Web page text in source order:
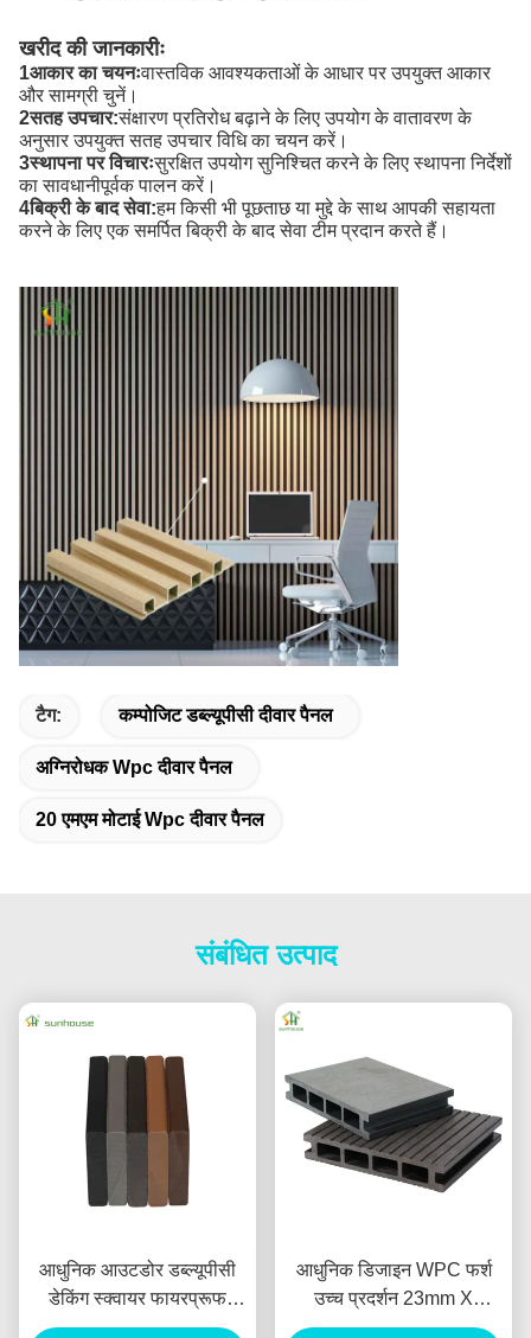
खरीद की जानकारीः
1आकार का चयनःवास्तविक आवश्यकताओं के आधार पर उपयुक्त आकार
और सामग्री चुनें।
2सतह उपचार:संक्षारण प्रतिरोध बढ़ाने के लिए उपयोग के वातावरण के
अनुसार उपयुक्त सतह उपचार विधि का चयन करें।
3स्थापना पर विचारःसुरक्षित उपयोग सुनिश्चित करने के लिए स्थापना निर्देशों
का सावधानीपूर्वक पालन करें।
4बिक्री के बाद सेवा:हम किसी भी पूछताछ या मुद्दे के साथ आपकी सहायता
करने के लिए एक समर्पित बिक्री के बाद सेवा टीम प्रदान करते हैं।
टैग: कम्पोजिट डब्ल्यूपीसी दीवार पैनल
अग्निरोधक Wpc दीवार पैनल
20 एमएम मोटाई Wpc दीवार पैनल
संबंधित उत्पाद
आधुनिक आउटडोर डब्ल्यूपीसी
डेकिंग स्क्वायर फायरप्रूफ
वाटरप्रूफ एंटी-स्लिप
आधुनिक डिजाइन WPC फर्श
उच्च प्रदर्शन 23mm X
146mm मौसम प्रतिरोधी कम